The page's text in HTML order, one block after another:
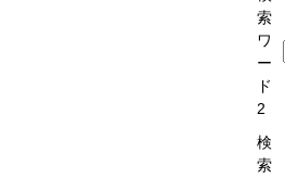
索
ワ
ー
ド
2
検
索